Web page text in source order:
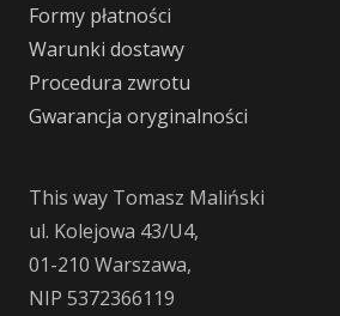
Formy płatności
Warunki dostawy
Procedura zwrotu
Gwarancja oryginalności
This way Tomasz Maliński
ul. Kolejowa 43/U4,
01-210 Warszawa,
NIP 5372366119